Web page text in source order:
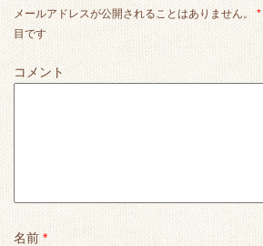
メールアドレスが公開されることはありません。 *
目です
コメント
名前 *